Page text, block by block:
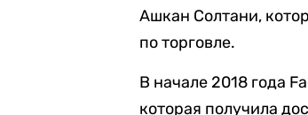
Ашкан Солтани,
по торговле.
В начале 2018 года
которая получила